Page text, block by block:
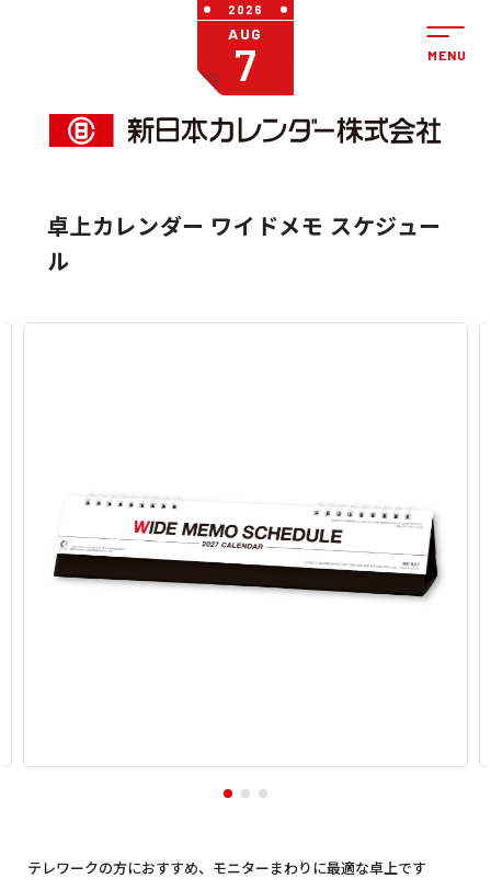
2026
AUG
7
卓上カレンダー ワイドメモ スケジュー
ル
テレワークの方におすすめ、モニターまわりに最適な卓上です